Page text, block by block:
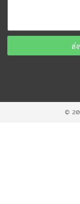
ส่
©